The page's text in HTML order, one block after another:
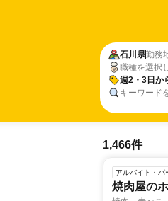
石川県勤務
職種を選択
週2・3日か
キーワード
1,466件
アルバイト・パ
焼肉屋の